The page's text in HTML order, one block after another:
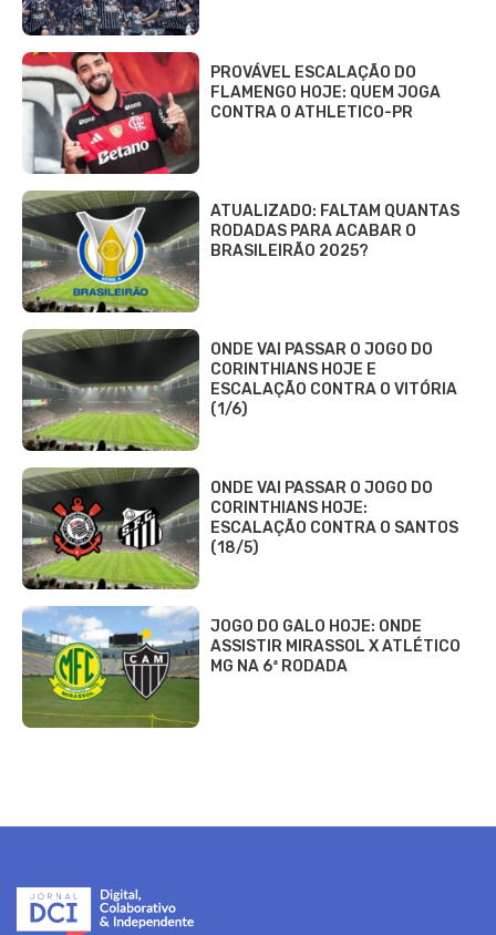
PROVÁVEL ESCALAÇÃO DO
FLAMENGO HOJE: QUEM JOGA
CONTRA O ATHLETICO-PR
ATUALIZADO: FALTAM QUANTAS
RODADAS PARA ACABAR O
BRASILEIRÃO 2025?
ONDE VAI PASSAR O JOGO DO
CORINTHIANS HOJE E
ESCALAÇÃO CONTRA O VITÓRIA
(1/6)
ONDE VAI PASSAR O JOGO DO
CORINTHIANS HOJE:
ESCALAÇÃO CONTRA O SANTOS
(18/5)
JOGO DO GALO HOJE: ONDE
ASSISTIR MIRASSOL X ATLÉTICO
MG NA 6ª RODADA